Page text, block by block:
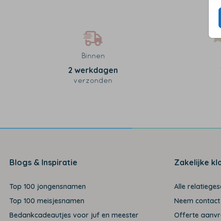
Binnen
2 werkdagen
verzonden
Blogs & Inspiratie
Top 100 jongensnamen
Top 100 meisjesnamen
Bedankcadeautjes voor juf en meester
Zakelijke
Alle
Neem
Offerte